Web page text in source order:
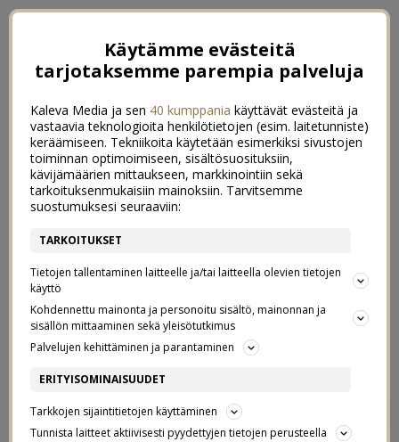
RATTAAT LUMESSA / BUGABOO BUFFALO
JÄÄLINNAA RAKENTAMASSA
UUSI SENKKI
OLOHUONEESEEN
Käytämme evästeitä
tarjotaksemme parempia palveluja
Kaleva Media ja sen 40 kumppania käyttävät evästeitä ja
vastaavia teknologioita henkilötietojen (esim. laitetunniste)
keräämiseen. Tekniikoita käytetään esimerkiksi sivustojen
toiminnan optimoimiseen, sisältösuosituksiin,
kävijämäärien mittaukseen, markkinointiin sekä
tarkoituksenmukaisiin mainoksiin. Tarvitsemme
suostumuksesi seuraaviin:
TARKOITUKSET
Tietojen tallentaminen laitteelle ja/tai laitteella olevien tietojen
käyttö
Kohdennettu mainonta ja personoitu sisältö, mainonnan ja
sisällön mittaaminen sekä yleisötutkimus
Palvelujen kehittäminen ja parantaminen
ERITYISOMINAISUUDET
Tarkkojen sijaintitietojen käyttäminen
Tunnista laitteet aktiivisesti pyydettyjen tietojen perusteella